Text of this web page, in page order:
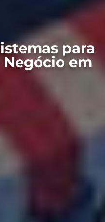
para
Negócio em